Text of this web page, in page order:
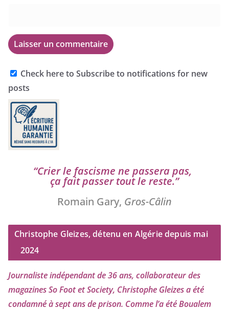
Check here to Subscribe to notifications for new
posts
“Crier le fas­cisme ne pas­se­ra pas,
ça fait pas­ser tout le reste.”
Romain Gary, Gros-Câlin
Christophe Gleizes, détenu en Algérie depuis mai
2024
Journaliste indé­pen­dant de36ans, col­la­bo­ra­teur des
maga­zines So Foot et Society, Christophe Gleizesa été
condam­né à sept ans de pri­son. Comme l’a été Boualem